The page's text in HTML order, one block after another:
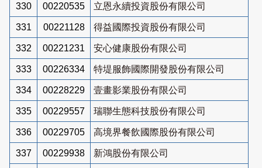
330 00220535 立恩永續投資股份有限公司
331 00221128 得益國際投資股份有限公司
332 00221231 安心健康股份有限公司
333 00226334 特堤服飾國際開發股份有限公司
334 00228229 壹畫影業股份有限公司
335 00229557 瑞聯生態科技股份有限公司
336 00229705 高境界餐飲國際股份有限公司
337 00229938 新鴻股份有限公司